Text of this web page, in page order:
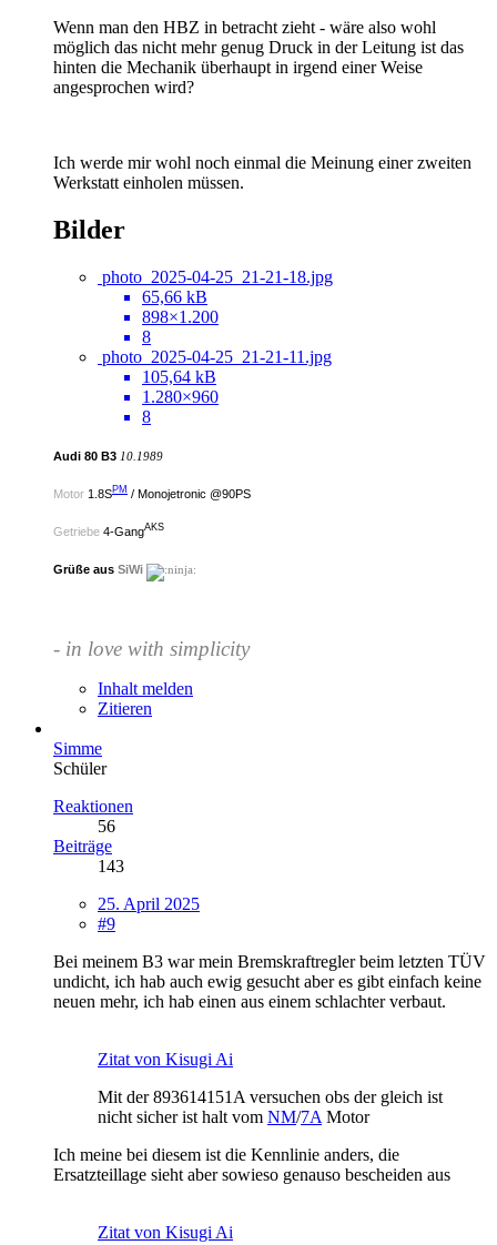
Wenn man den HBZ in betracht zieht - wäre also wohl
möglich das nicht mehr genug Druck in der Leitung ist das
hinten die Mechanik überhaupt in irgend einer Weise
angesprochen wird?
Ich werde mir wohl noch einmal die Meinung einer zweiten
Werkstatt einholen müssen.
Bilder
photo_2025-04-25_21-21-18.jpg
65,66 kB
898×1.200
8
photo_2025-04-25_21-21-11.jpg
105,64 kB
1.280×960
8
Audi 80 B3 10.1989
Motor 1.8SPM / Monojetronic @90PS
Getriebe 4-GangAKS
Grüße aus SiWi
- in love with simplicity
Inhalt melden
Zitieren
Simme
Schüler
Reaktionen
56
Beiträge
143
25. April 2025
#9
Bei meinem B3 war mein Bremskraftregler beim letzten TÜV
undicht, ich hab auch ewig gesucht aber es gibt einfach keine
neuen mehr, ich hab einen aus einem schlachter verbaut.
Zitat von Kisugi Ai
Mit der 893614151A versuchen obs der gleich ist
nicht sicher ist halt vom NM/7A Motor
Ich meine bei diesem ist die Kennlinie anders, die
Ersatzteillage sieht aber sowieso genauso bescheiden aus
Zitat von Kisugi Ai